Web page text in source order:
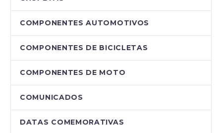
COMPONENTES AUTOMOTIVOS
COMPONENTES DE BICICLETAS
COMPONENTES DE MOTO
COMUNICADOS
DATAS COMEMORATIVAS